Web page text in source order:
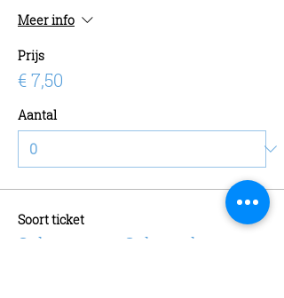
Meer info
Prijs
€ 7,50
Aantal
Soort ticket
Schaatsen + Schaatshuur